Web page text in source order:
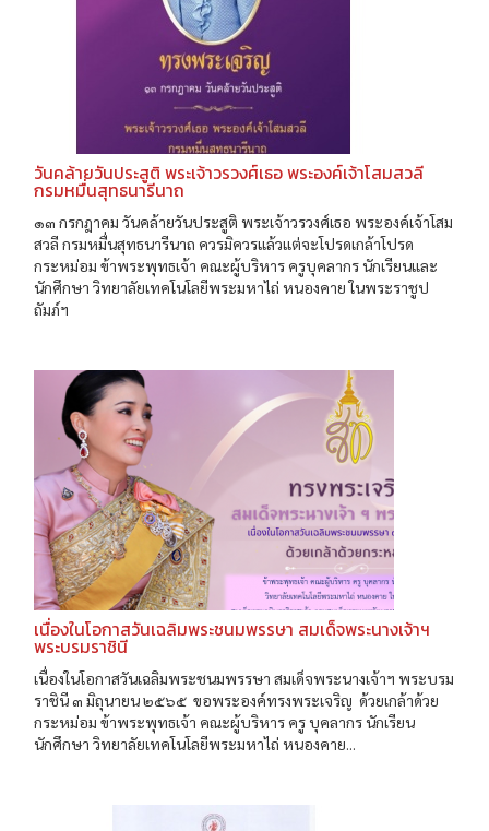
วันคล้ายวันประสูติ พระเจ้าวรวงศ์เธอ พระองค์เจ้าโสมสวลี
กรมหมื่นสุทธนารีนาถ
๑๓ กรกฎาคม วันคล้ายวันประสูติ พระเจ้าวรวงศ์เธอ พระองค์เจ้าโสม
สวลี กรมหมื่นสุทธนารีนาถ ควรมิควรแล้วแต่จะโปรดเกล้าโปรด
กระหม่อม ข้าพระพุทธเจ้า คณะผู้บริหาร ครูบุคลากร นักเรียนและ
นักศึกษา วิทยาลัยเทคโนโลยีพระมหาไถ่ หนองคาย ในพระราชูป
ถัมภ์ฯ
เนื่องในโอกาสวันเฉลิมพระชนมพรรษา สมเด็จพระนางเจ้าฯ
พระบรมราชินี
เนื่องในโอกาสวันเฉลิมพระชนมพรรษา สมเด็จพระนางเจ้าฯ พระบรม
ราชินี ๓ มิถุนายน ๒๕๖๕ ขอพระองค์ทรงพระเจริญ ด้วยเกล้าด้วย
กระหม่อม ข้าพระพุทธเจ้า คณะผู้บริหาร ครู บุคลากร นักเรียน
นักศึกษา วิทยาลัยเทคโนโลยีพระมหาไถ่ หนองคาย...